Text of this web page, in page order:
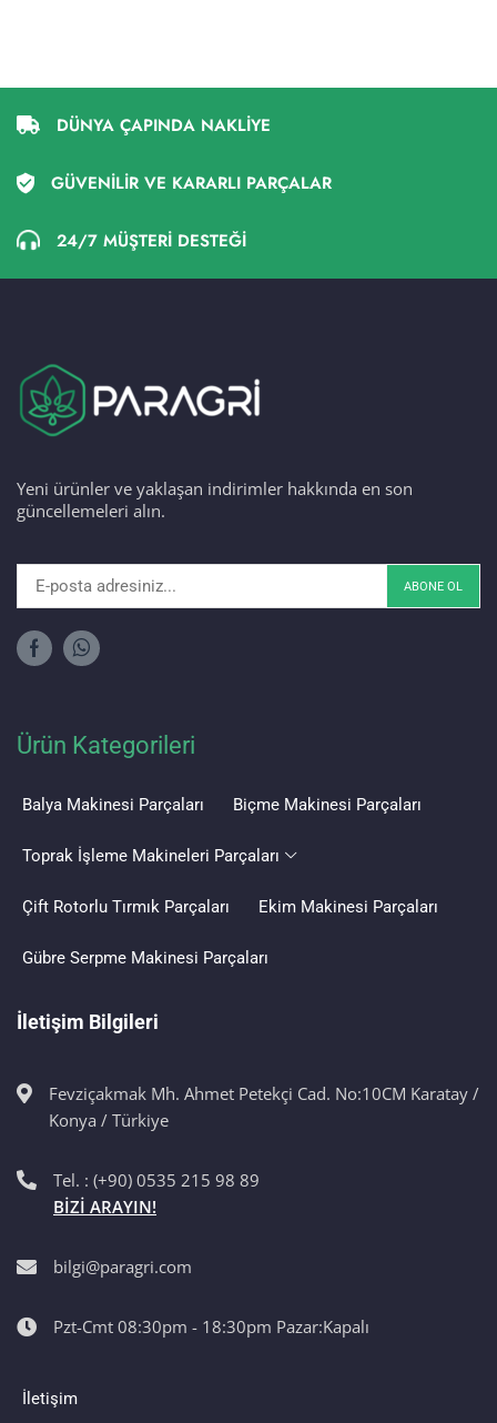
DÜNYA ÇAPINDA NAKLİYE
GÜVENİLİR VE KARARLI PARÇALAR
24/7 MÜŞTERİ DESTEĞİ
Yeni ürünler ve yaklaşan indirimler hakkında en son
güncellemeleri alın.
Ürün Kategorileri
Balya Makinesi Parçaları Biçme Makinesi Parçaları
Toprak İşleme Makineleri Parçaları
Çift Rotorlu Tırmık Parçaları Ekim Makinesi Parçaları
Gübre Serpme Makinesi Parçaları
İletişim Bilgileri
Fevziçakmak Mh. Ahmet Petekçi Cad. No:10CM Karatay /
Konya / Türkiye
Tel. : (+90) 0535 215 98 89
BİZİ ARAYIN!
bilgi@paragri.com
Pzt-Cmt 08:30pm - 18:30pm Pazar:Kapalı
İletişim